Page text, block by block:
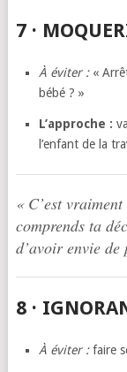
7 ·
À éviter :«
bébé ? »
L’approche :
l’enfant de la
« C’est
comprends ta
d’avoir envie
8 ·
À éviter :faire